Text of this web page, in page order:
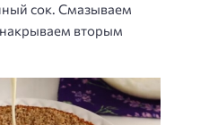
сок. Смазываем
вторым